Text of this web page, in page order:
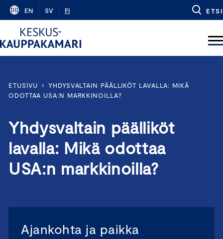
Skip
content
EN SV FI ETSI
ETUSIVU › YHDYSVALTAIN PÄÄLLIKÖT LAVALLA: MIKÄ
ODOTTAA USA:N MARKKINOILLA?
Yhdysvaltain päälliköt
lavalla: Mikä odottaa
USA:n markkinoilla?
Ajankohta ja paikka